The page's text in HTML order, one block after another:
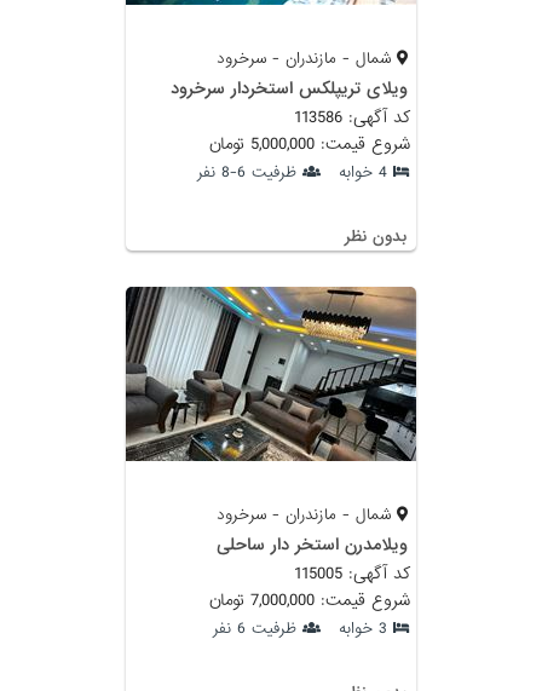
شمال - مازندران - سرخرود
ویلای تریپلکس استخردار سرخرود
کد آگهی: 113586
شروع قیمت: 5,000,000 تومان
4 خوابه ظرفیت 6-8 نفر
بدون نظر
شمال - مازندران - سرخرود
ویلامدرن استخر دار ساحلی
کد آگهی: 115005
شروع قیمت: 7,000,000 تومان
3 خوابه ظرفیت 6 نفر